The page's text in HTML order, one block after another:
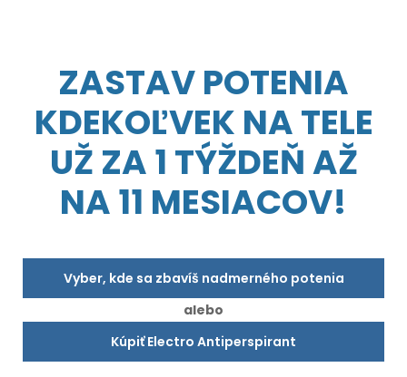
ZASTAV POTENIA
KDEKOĽVEK NA TELE
UŽ ZA 1 TÝŽDEŇ AŽ
NA 11 MESIACOV!
Vyber, kde sa zbavíš nadmerného potenia
alebo
Kúpiť Electro Antiperspirant